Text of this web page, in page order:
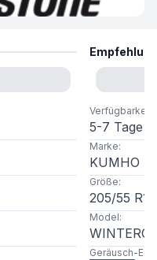
Verfügbarkeit
5-7 Tage
Marke:
KUMHO
Größe:
205/55 R16
Model:
Geräusch-